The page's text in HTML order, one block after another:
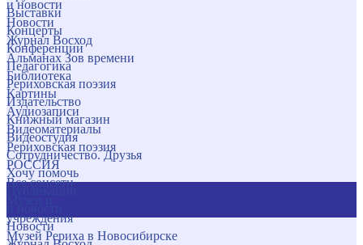
и новости
Новости
Журнал Восход
Альманах Зов времени
Библиотека
Картины
Аудиозаписи
Видеоматериалы
Рериховская поэзия
РОССИЯ
Все соцсети
учреждения
Музей Рериха в Новосибирске
Выставки
Концерты
Конференции
Педагогика
Рериховская поэзия
Издательство
Книжный магазин
Видеостудия
Сотрудничество. Друзья
Хочу помочь
Новости